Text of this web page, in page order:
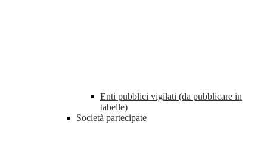
Enti pubblici vigilati (da pubblicare in
tabelle)
Società partecipate